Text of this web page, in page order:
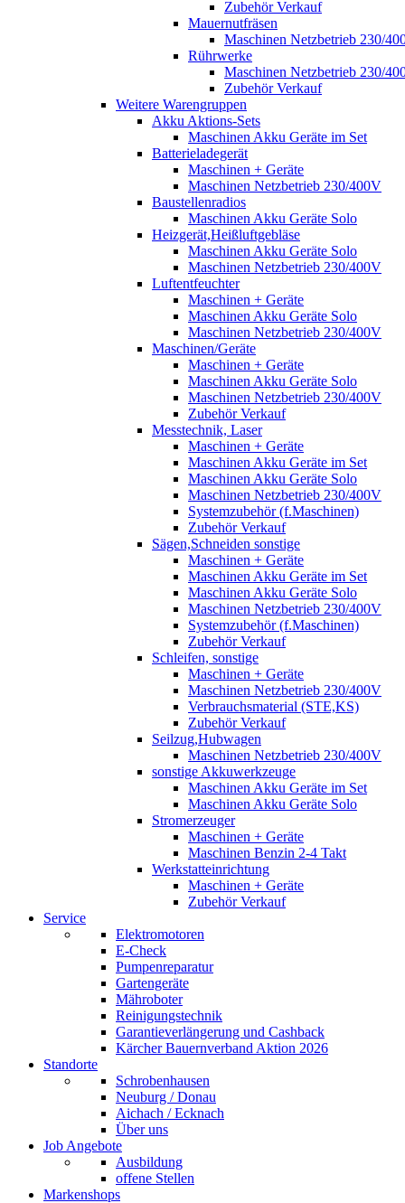
Zubehör Verkauf
Mauernutfräsen
Maschinen Netzbetrieb 230/
Rührwerke
Maschinen Netzbetrieb 230/
Zubehör Verkauf
Weitere Warengruppen
Akku Aktions-Sets
Maschinen Akku Geräte im Set
Batterieladegerät
Maschinen + Geräte
Maschinen Netzbetrieb 230/400V
Baustellenradios
Maschinen Akku Geräte Solo
Heizgerät,Heißluftgebläse
Maschinen Akku Geräte Solo
Maschinen Netzbetrieb 230/400V
Luftentfeuchter
Maschinen + Geräte
Maschinen Akku Geräte Solo
Maschinen Netzbetrieb 230/400V
Maschinen/Geräte
Maschinen + Geräte
Maschinen Akku Geräte Solo
Maschinen Netzbetrieb 230/400V
Zubehör Verkauf
Messtechnik, Laser
Maschinen + Geräte
Maschinen Akku Geräte im Set
Maschinen Akku Geräte Solo
Maschinen Netzbetrieb 230/400V
Systemzubehör (f.Maschinen)
Zubehör Verkauf
Sägen,Schneiden sonstige
Maschinen + Geräte
Maschinen Akku Geräte im Set
Maschinen Akku Geräte Solo
Maschinen Netzbetrieb 230/400V
Systemzubehör (f.Maschinen)
Zubehör Verkauf
Schleifen, sonstige
Maschinen + Geräte
Maschinen Netzbetrieb 230/400V
Verbrauchsmaterial (STE,KS)
Zubehör Verkauf
Seilzug,Hubwagen
Maschinen Netzbetrieb 230/400V
sonstige Akkuwerkzeuge
Maschinen Akku Geräte im Set
Maschinen Akku Geräte Solo
Stromerzeuger
Maschinen + Geräte
Maschinen Benzin 2-4 Takt
Werkstatteinrichtung
Maschinen + Geräte
Zubehör Verkauf
Service
Elektromotoren
E-Check
Pumpenreparatur
Gartengeräte
Mähroboter
Reinigungstechnik
Garantieverlängerung und Cashback
Kärcher Bauernverband Aktion 2026
Standorte
Schrobenhausen
Neuburg / Donau
Aichach / Ecknach
Über uns
Job Angebote
Ausbildung
offene Stellen
Markenshops